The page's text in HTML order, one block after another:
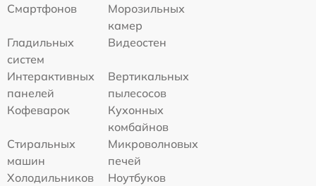
Смартфонов
Морозильных
камер
Гладильных
систем
Видеостен
Интерактивных
панелей
Вертикальных
пылесосов
Кофеварок
Кухонных
комбайнов
Стиральных
машин
Микроволновых
печей
Холодильников
Ноутбуков